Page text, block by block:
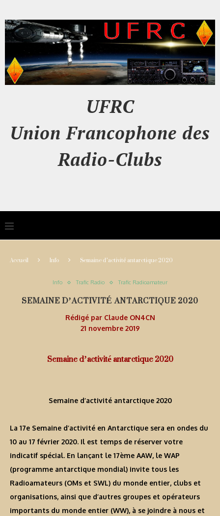
UFRC
Union Francophone des
Radio-Clubs
Accueil Info Semaine d’activité antarctique 2020
Info Trafic Radio Trafic Radioamateur
SEMAINE D’ACTIVITÉ ANTARCTIQUE 2020
Rédigé par Claude ON4CN
21 novembre 2019
Semaine d’activité antarctique 2020
Semaine d’activité antarctique 2020
La 17e Semaine d’activité en Antarctique sera en ondes du
10 au 17 février 2020. Il est temps de réserver votre
indicatif spécial. En lançant le 17ème AAW, le WAP
(programme antarctique mondial) invite tous les
Radioamateurs (OMs et SWL) du monde entier, clubs et
organisations, ainsi que d’autres groupes et opérateurs
importants du monde entier (WW), à se joindre à nous et